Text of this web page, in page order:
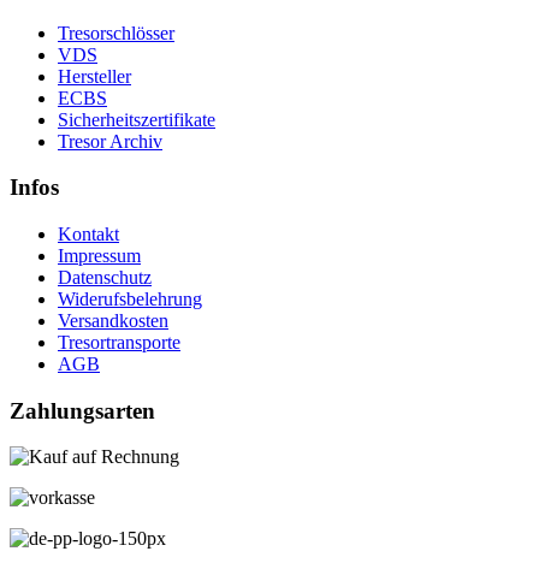
Tresorschlösser
VDS
Hersteller
ECBS
Sicherheitszertifikate
Tresor Archiv
Infos
Kontakt
Impressum
Datenschutz
Widerufsbelehrung
Versandkosten
Tresortransporte
AGB
Zahlungsarten